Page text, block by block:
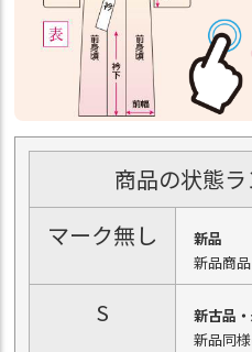
商品の状態
マーク無し
新品
新品商品
S
新古品
新品同